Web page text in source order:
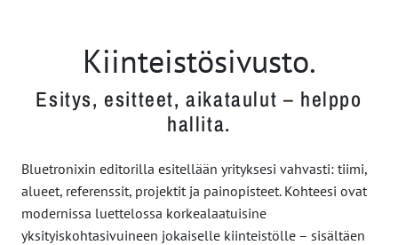
Kiinteistösivusto.
Esitys, esitteet, aikataulut – helppo
hallita.
Bluetronixin editorilla esitellään yrityksesi vahvasti: tiimi,
alueet, referenssit, projektit ja painopisteet. Kohteesi ovat
modernissa luettelossa korkealaatuisine
yksityiskohtasivuineen jokaiselle kiinteistölle – sisältäen